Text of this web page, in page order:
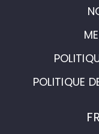
POLITIQUE